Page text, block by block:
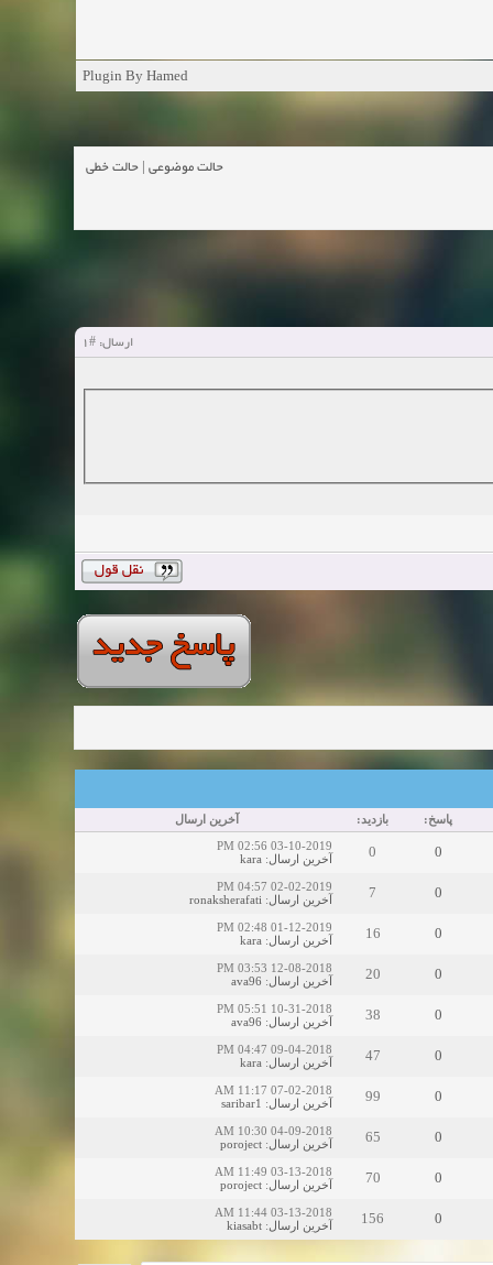
Plugin By Hamed
حالت موضوعی| حالت خطی
ارسال:#1
پاسخ: بازدید: آخرین ارسال
0
0
03-10-2019 02:56 PM
آخرین ارسال:
kara
0
7
02-02-2019 04:57 PM
آخرین ارسال:
ronaksherafati
0
16
01-12-2019 02:48 PM
آخرین ارسال:
kara
0
20
12-08-2018 03:53 PM
آخرین ارسال:
ava96
0
38
10-31-2018 05:51 PM
آخرین ارسال:
ava96
0
47
09-04-2018 04:47 PM
آخرین ارسال:
kara
0
99
07-02-2018 11:17 AM
آخرین ارسال:
saribar1
0
65
04-09-2018 10:30 AM
آخرین ارسال:
poroject
0
70
03-13-2018 11:49 AM
آخرین ارسال:
poroject
0
156
03-13-2018 11:44 AM
آخرین ارسال:
kiasabt